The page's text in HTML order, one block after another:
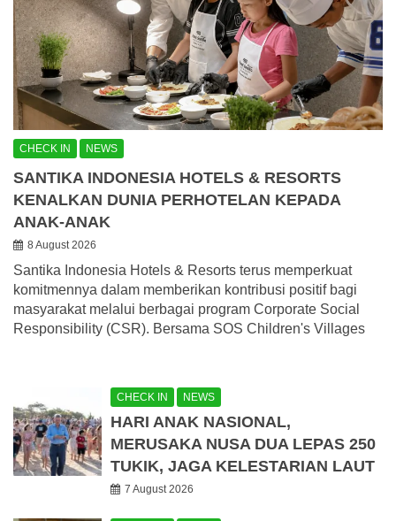
CHECK IN NEWS
SANTIKA INDONESIA HOTELS & RESORTS
KENALKAN DUNIA PERHOTELAN KEPADA
ANAK-ANAK
8 August 2026
Santika Indonesia Hotels & Resorts terus memperkuat
komitmennya dalam memberikan kontribusi positif bagi
masyarakat melalui berbagai program Corporate Social
Responsibility (CSR). Bersama SOS Children's Villages
CHECK IN NEWS
HARI ANAK NASIONAL,
MERUSAKA NUSA DUA LEPAS 250
TUKIK, JAGA KELESTARIAN LAUT
7 August 2026